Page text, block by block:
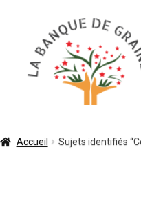
navigation
contenu
Accueil Sujets identifiés